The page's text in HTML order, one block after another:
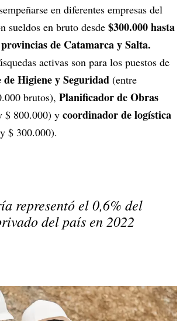
en diferentes empresas del
sueldos en bruto desde $300.000 hasta
de Catamarca y Salta.
activas son para los puestos de
Higiene y Seguridad (entre
brutos), Planificador de Obras
$ 800.000) y coordinador de logística
$ 300.000).
representó el 0,6% del
del país en 2022